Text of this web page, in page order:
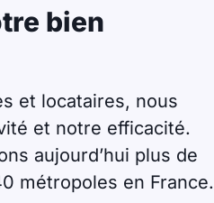
bien
et locataires, nous
et notre efficacité.
aujourd’hui plus de
métropoles en France.